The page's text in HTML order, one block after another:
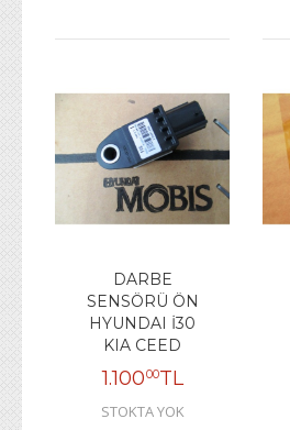
DARBE
SENSÖRÜ ÖN
HYUNDAI İ30
KIA CEED
1.10000TL
STOKTA YOK